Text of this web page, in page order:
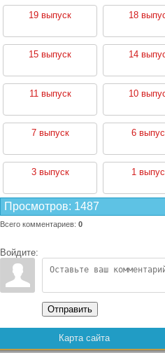
19 выпуск 18
15 выпуск 14
11 выпуск 10
7 выпуск 6
3 выпуск 1
Просмотров: 1487
Всего комментариев: 0
Войдите:
Отправить
Карта сайта